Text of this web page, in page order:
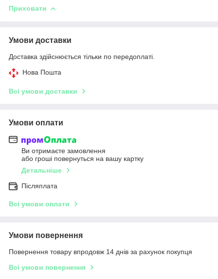
Приховати
Умови доставки
Доставка здійснюється тільки по передоплаті.
Нова Пошта
Всі умови доставки
Умови оплати
Ви отримаєте замовлення
або гроші повернуться на вашу картку
Детальніше
Післяплата
Всі умови оплати
Умови повернення
Повернення товару впродовж 14 днів за рахунок покупця
Всі умови повернення